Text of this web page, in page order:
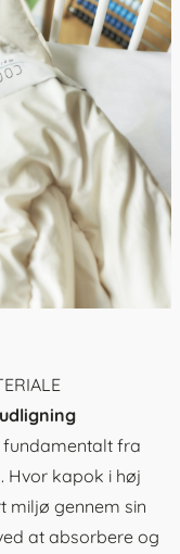
fra
Hvor kapok i høj
miljø gennem sin
at absorbere og